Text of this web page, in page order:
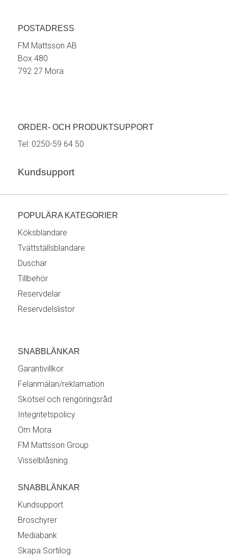
POSTADRESS
FM Mattsson AB
Box 480
792 27 Mora
ORDER- OCH PRODUKTSUPPORT
Tel: 0250-59 64 50
Kundsupport
POPULÄRA KATEGORIER
Köksblandare
Tvättställsblandare
Duschar
Tillbehör
Reservdelar
Reservdelslistor
SNABBLÄNKAR
Garantivillkor
Felanmälan/reklamation
Skötsel och rengöringsråd
Integritetspolicy
Om Mora
FM Mattsson Group
Visselblåsning
SNABBLÄNKAR
Kundsupport
Broschyrer
Mediabank
Skapa Sortilog